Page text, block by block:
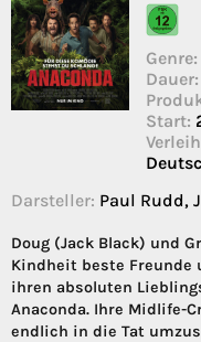
Genre:
Dauer:
Start:
Darsteller: Paul Rudd,
Doug (Jack Black) und
Kindheit beste Freunde
ihren absoluten
Anaconda. Ihre Midlife-
endlich in die Tat